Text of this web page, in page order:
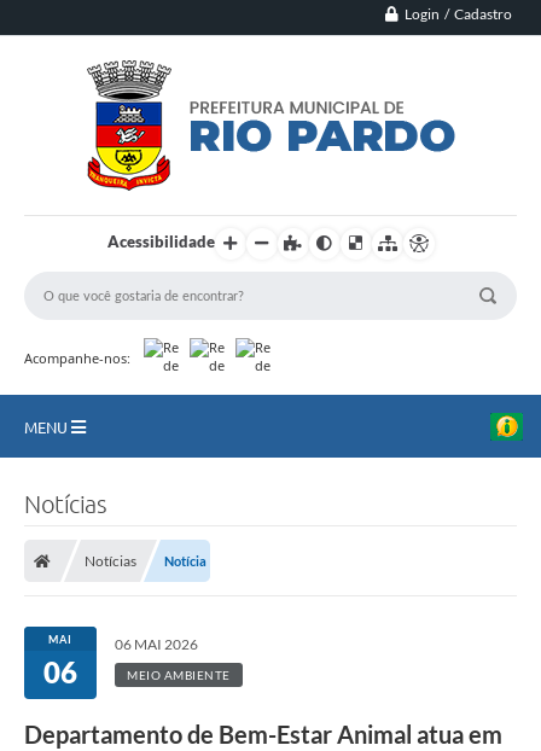
Login / Cadastro
Acessibilidade
Acompanhe-nos:
MENU
ACESSO À INFORMAÇÃO
Publicações Oficiais
Notícias
Notícias Notícia
MAI
06
06 MAI 2026
MEIO AMBIENTE
Departamento de Bem-Estar Animal atua em